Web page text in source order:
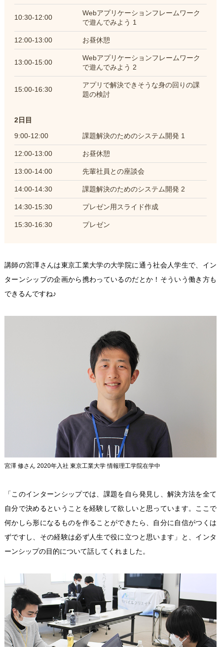
10:30-12:00
Webアプリケーションフレームワーク
で遊んでみよう 1
12:00-13:00 お昼休憩
13:00-15:00
Webアプリケーションフレームワーク
で遊んでみよう 2
15:00-16:30
アプリで解決できそうな身の回りの課
題の検討
2日目
9:00-12:00
課題解決のためのシステム開発 1
12:00-13:00 お昼休憩
13:00-14:00 先輩社員との座談会
14:00-14:30 課題解決のためのシステム開発 2
14:30-15:30 プレゼン用スライド作成
15:30-16:30 プレゼン
講師の宮澤さんは東京工業大学の大学院に通う社会人学生で、イン
ターンシップの企画から携わっているのだとか！そういう働き方も
できるんですね♪
宮澤 修さん 2020年入社 東京工業大学 情報理工学院在学中
「このインターンシップでは、課題を自ら発見し、解決方法を全て
自分で決めるということを経験して欲しいと思っています。ここで
何かしら形になるものを作ることができたら、自分に自信がつくは
ずですし、その経験は必ず人生で役に立つと思います」と、インタ
ーンシップの目的について話してくれました。